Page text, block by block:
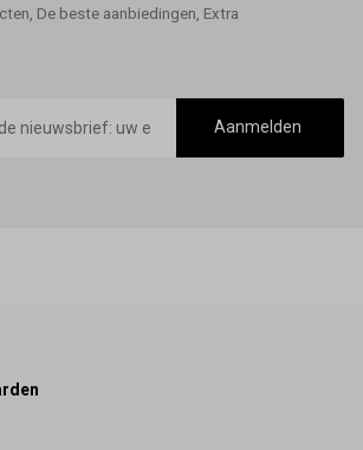
De beste aanbiedingen, Extra
Aanmelden